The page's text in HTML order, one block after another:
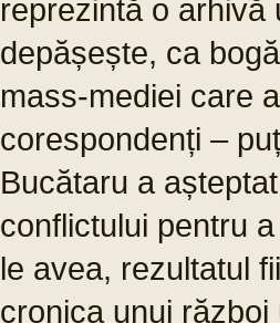
reprezintă o arhivă
depășește, ca
mass-mediei care
corespondenți –
Bucătaru a
conflictului pentru
le avea, rezultatul
cronica unui război